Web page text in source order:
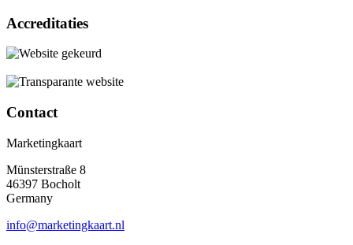
Accreditaties
Contact
Marketingkaart
Münsterstraße 8
46397 Bocholt
Germany
info@marketingkaart.nl